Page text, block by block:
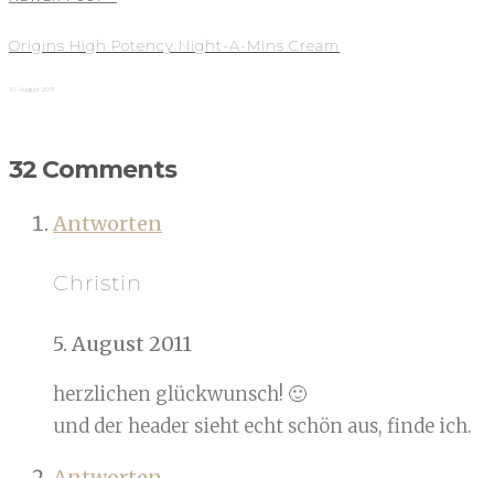
Origins High Potency Night-A-Mins Cream
10. August 2011
32 Comments
Antworten
Christin
5. August 2011
herzlichen glückwunsch! 🙂
und der header sieht echt schön aus, finde ich.